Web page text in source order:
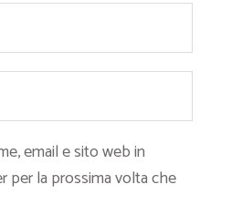
email e sito web in
per la prossima volta che